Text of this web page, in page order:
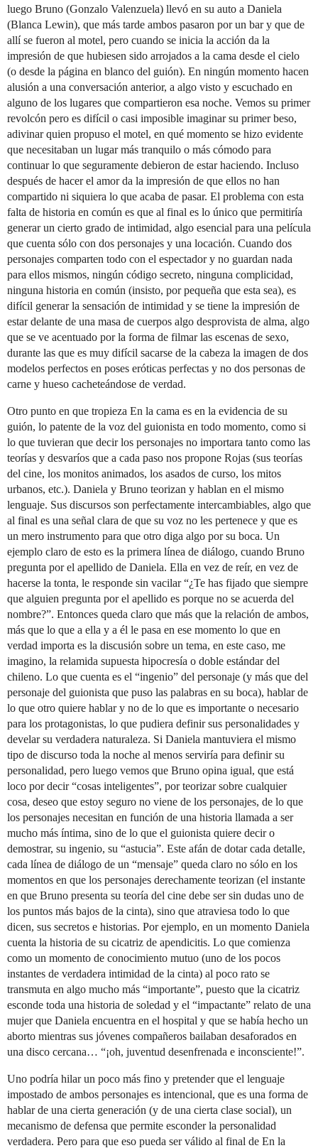
luego Bruno (Gonzalo Valenzuela) llevó en su auto a Daniela
(Blanca Lewin), que más tarde ambos pasaron por un bar y que de
allí se fueron al motel, pero cuando se inicia la acción da la
impresión de que hubiesen sido arrojados a la cama desde el cielo
(o desde la página en blanco del guión). En ningún momento hacen
alusión a una conversación anterior, a algo visto y escuchado en
alguno de los lugares que compartieron esa noche. Vemos su primer
revolcón pero es difícil o casi imposible imaginar su primer beso,
adivinar quien propuso el motel, en qué momento se hizo evidente
que necesitaban un lugar más tranquilo o más cómodo para
continuar lo que seguramente debieron de estar haciendo. Incluso
después de hacer el amor da la impresión de que ellos no han
compartido ni siquiera lo que acaba de pasar. El problema con esta
falta de historia en común es que al final es lo único que permitiría
generar un cierto grado de intimidad, algo esencial para una película
que cuenta sólo con dos personajes y una locación. Cuando dos
personajes comparten todo con el espectador y no guardan nada
para ellos mismos, ningún código secreto, ninguna complicidad,
ninguna historia en común (insisto, por pequeña que esta sea), es
difícil generar la sensación de intimidad y se tiene la impresión de
estar delante de una masa de cuerpos algo desprovista de alma, algo
que se ve acentuado por la forma de filmar las escenas de sexo,
durante las que es muy difícil sacarse de la cabeza la imagen de dos
modelos perfectos en poses eróticas perfectas y no dos personas de
carne y hueso cacheteándose de verdad.
Otro punto en que tropieza En la cama es en la evidencia de su
guión, lo patente de la voz del guionista en todo momento, como si
lo que tuvieran que decir los personajes no importara tanto como las
teorías y desvaríos que a cada paso nos propone Rojas (sus teorías
del cine, los monitos animados, los asados de curso, los mitos
urbanos, etc.). Daniela y Bruno teorizan y hablan en el mismo
lenguaje. Sus discursos son perfectamente intercambiables, algo que
al final es una señal clara de que su voz no les pertenece y que es
un mero instrumento para que otro diga algo por su boca. Un
ejemplo claro de esto es la primera línea de diálogo, cuando Bruno
pregunta por el apellido de Daniela. Ella en vez de reír, en vez de
hacerse la tonta, le responde sin vacilar “¿Te has fijado que siempre
que alguien pregunta por el apellido es porque no se acuerda del
nombre?”. Entonces queda claro que más que la relación de ambos,
más que lo que a ella y a él le pasa en ese momento lo que en
verdad importa es la discusión sobre un tema, en este caso, me
imagino, la relamida supuesta hipocresía o doble estándar del
chileno. Lo que cuenta es el “ingenio” del personaje (y más que del
personaje del guionista que puso las palabras en su boca), hablar de
lo que otro quiere hablar y no de lo que es importante o necesario
para los protagonistas, lo que pudiera definir sus personalidades y
develar su verdadera naturaleza. Si Daniela mantuviera el mismo
tipo de discurso toda la noche al menos serviría para definir su
personalidad, pero luego vemos que Bruno opina igual, que está
loco por decir “cosas inteligentes”, por teorizar sobre cualquier
cosa, deseo que estoy seguro no viene de los personajes, de lo que
los personajes necesitan en función de una historia llamada a ser
mucho más íntima, sino de lo que el guionista quiere decir o
demostrar, su ingenio, su “astucia”. Este afán de dotar cada detalle,
cada línea de diálogo de un “mensaje” queda claro no sólo en los
momentos en que los personajes derechamente teorizan (el instante
en que Bruno presenta su teoría del cine debe ser sin dudas uno de
los puntos más bajos de la cinta), sino que atraviesa todo lo que
dicen, sus secretos e historias. Por ejemplo, en un momento Daniela
cuenta la historia de su cicatriz de apendicitis. Lo que comienza
como un momento de conocimiento mutuo (uno de los pocos
instantes de verdadera intimidad de la cinta) al poco rato se
transmuta en algo mucho más “importante”, puesto que la cicatriz
esconde toda una historia de soledad y el “impactante” relato de una
mujer que Daniela encuentra en el hospital y que se había hecho un
aborto mientras sus jóvenes compañeros bailaban desaforados en
una disco cercana… “¡oh, juventud desenfrenada e inconsciente!”.
Uno podría hilar un poco más fino y pretender que el lenguaje
impostado de ambos personajes es intencional, que es una forma de
hablar de una cierta generación (y de una cierta clase social), un
mecanismo de defensa que permite esconder la personalidad
verdadera. Pero para que eso pueda ser válido al final de En la